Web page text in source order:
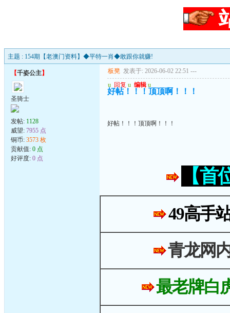
主题 : 154期【老澳门资料】◆平特一肖◆敢跟你就赚!
【千姿公主】
圣骑士
发帖: 1128
威望: 7955 点
铜币: 3573 枚
贡献值: 0 点
好评度: 0 点
板凳 发表于: 2026-06-02 22:51 ---
u 回复 u 编辑 u
好帖！！！顶顶啊！！！
好帖！！！顶顶啊！！！
【
49高手
青龙网
最老牌白